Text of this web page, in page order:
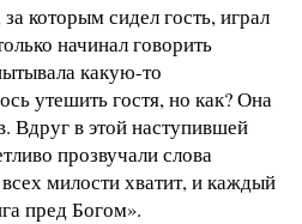
которым сидел гость, играл
начинал говорить
какую-то
утешить гостя, но как? Она
Вдруг в этой наступившей
прозвучали слова
милости хватит, и каждый
пред Богом».